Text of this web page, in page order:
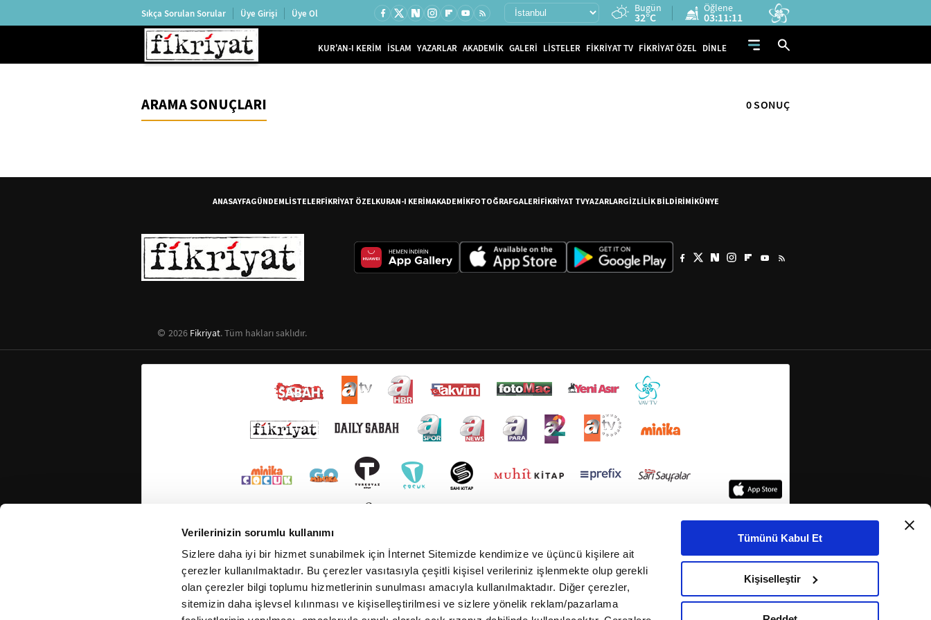
Verilerinizin sorumlu kullanımı
Sizlere daha iyi bir hizmet sunabilmek için İnternet Sitemizde kendimize ve üçüncü kişilere ait
çerezler kullanılmaktadır. Bu çerezler vasıtasıyla çeşitli kişisel verileriniz işlenmekte olup gerekli
olan çerezler bilgi toplumu hizmetlerinin sunulması amacıyla kullanılmaktadır. Diğer çerezler,
sitemizin daha işlevsel kılınması ve kişiselleştirilmesi ve sizlere yönelik reklam/pazarlama
Tümünü Kabul Et
Kişiselleştir
Sıkça Sorulan Sorular Üye Girişi Üye Ol Bugün
32°C
Öğlene
03:11:10
KUR'AN-I KERİM İSLAM YAZARLAR AKADEMİK GALERİ LİSTELER FİKRİYAT TV FİKRİYAT ÖZEL DİNLE
ARAMA SONUÇLARI 0 SONUÇ
ANASAYFAGÜNDEMLİSTELERFİKRİYAT ÖZELKURAN-I KERİMAKADEMİKFOTOĞRAFGALERİFİKRİYAT TVYAZARLARGİZLİLİK BİLDİRİMİKÜNYE
2026 Fikriyat. Tüm hakları saklıdır.